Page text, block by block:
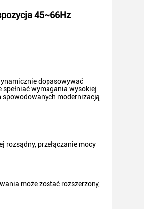
45~66Hz
dopasowywać
wymagania wysokiej
spowodowanych modernizacją
rozsądny, przełączanie mocy
może zostać rozszerzony,